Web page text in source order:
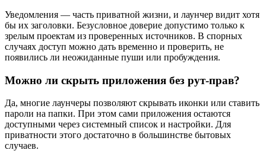
Уведомления — часть приватной жизни, и лаунчер видит хотя
бы их заголовки. Безусловное доверие допустимо только к
зрелым проектам из проверенных источников. В спорных
случаях доступ можно дать временно и проверить, не
появились ли неожиданные пуши или пробуждения.
Можно ли скрыть приложения без рут‑прав?
Да, многие лаунчеры позволяют скрывать иконки или ставить
пароли на папки. При этом сами приложения остаются
доступными через системный список и настройки. Для
приватности этого достаточно в большинстве бытовых
случаев.